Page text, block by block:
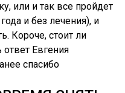
или и так все пройдет
и без лечения), и
Короче, стоит ли
ответ Евгения
спасибо